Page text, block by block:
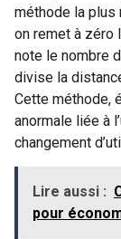
méthode la plus
on remet à zéro
note le nombre
divise la
Cette méthode,
anormale liée à
changement
Lire aussi :
pour